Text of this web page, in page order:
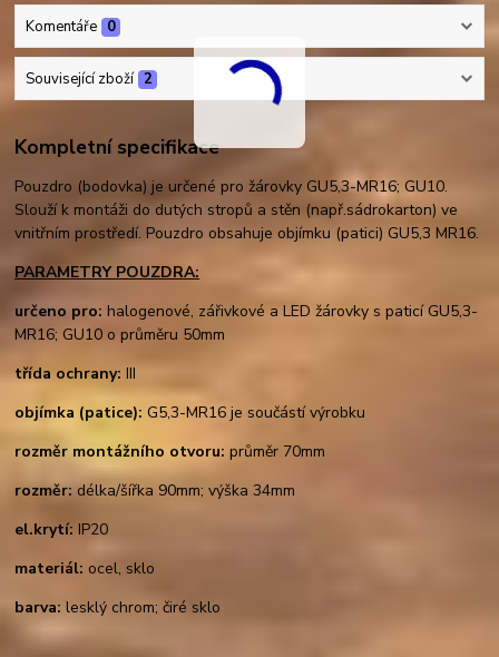
Komentáře 0
Související zboží 2
Kompletní specifikace
Pouzdro (bodovka) je určené pro žárovky GU5,3-MR16; GU10.
Slouží k montáži do dutých stropů a stěn (např.sádrokarton) ve
vnitřním prostředí. Pouzdro obsahuje objímku (patici) GU5,3 MR16.
PARAMETRY POUZDRA:
určeno pro:halogenové, zářivkové a LED žárovky s paticí GU5,3-
MR16; GU10 o průměru 50mm
třída ochrany: III
objímka (patice): G5,3-MR16 je součástí výrobku
rozměr montážního otvoru:průměr 70mm
rozměr: délka/šířka 90mm; výška 34mm
el.krytí: IP20
materiál: ocel, sklo
barva:lesklý chrom; čiré sklo